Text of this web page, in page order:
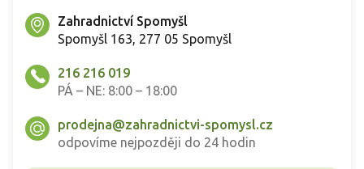
Zahradnictví Spomyšl
Spomyšl 163, 277 05 Spomyšl
216 216 019
PÁ – NE: 8:00 – 18:00
prodejna@zahradnictvi-spomysl.cz
odpovíme nejpozději do 24 hodin